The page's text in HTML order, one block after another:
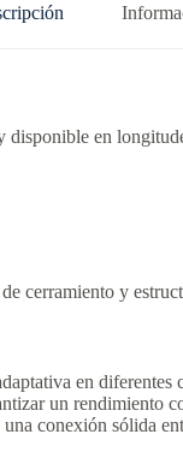
disponible en
cerramiento y
en diferentes
un rendimiento
conexión sólida